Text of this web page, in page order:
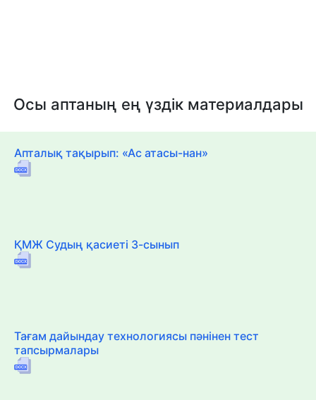
Осы аптаның ең үздік материалдары
Апталық тақырып: «Ас атасы-нан»
ҚМЖ Судың қасиеті 3-сынып
Тағам дайындау технологиясы пәнінен тест
тапсырмалары